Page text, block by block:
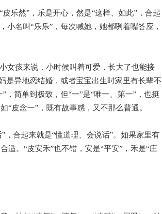
乐然”，乐是开心，然是“这样、如此”，合起
小名叫“乐乐”，每次喊她，她都咧着嘴答应，
女孩来说，小时候叫着可爱，长大了也能接
是异地恋结婚，或者宝宝出生时家里有长辈不
，简单到极致，但“一”是“唯一、第一”，也挺
“皮念一”，既有故事感，又不那么普通。
，合起来就是“懂道理、会说话”。如果家里有
适。“皮安禾”也不错，安是“平安”，禾是“庄